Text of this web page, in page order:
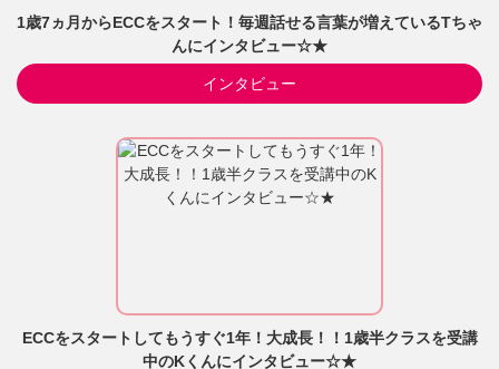
1歳7ヵ月からECCをスタート！毎週話せる言葉が増えているTちゃ
んにインタビュー☆★
インタビュー
ECCをスタートしてもうすぐ1年！大成長！！1歳半クラスを受講
中のKくんにインタビュー☆★